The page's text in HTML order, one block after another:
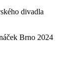
divadla
Brno 2024